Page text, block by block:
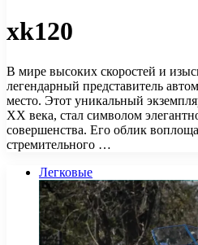
xk120
В мире высоких скоростей и
легендарный представитель
место. Этот уникальный
XX века, стал символом
совершенства. Его облик
стремительного …
Легковые